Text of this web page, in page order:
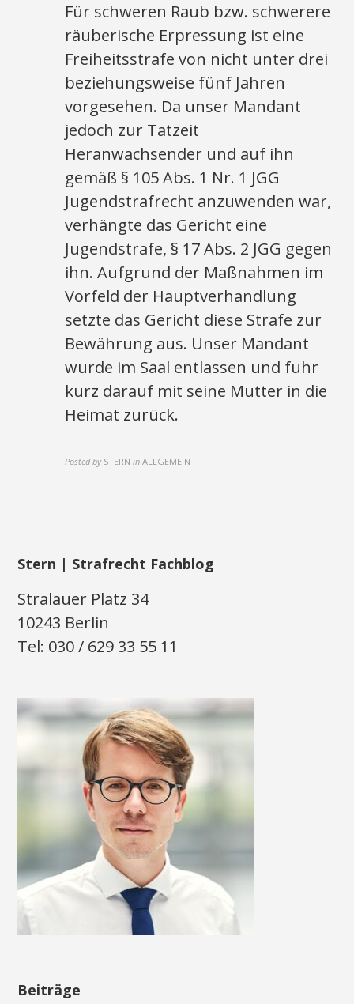
Für schweren Raub bzw. schwerere
räuberische Erpressung ist eine
Freiheitsstrafe von nicht unter drei
beziehungsweise fünf Jahren
vorgesehen. Da unser Mandant
jedoch zur Tatzeit
Heranwachsender und auf ihn
gemäß § 105 Abs. 1 Nr. 1 JGG
Jugendstrafrecht anzuwenden war,
verhängte das Gericht eine
Jugendstrafe, § 17 Abs. 2 JGG gegen
ihn. Aufgrund der Maßnahmen im
Vorfeld der Hauptverhandlung
setzte das Gericht diese Strafe zur
Bewährung aus. Unser Mandant
wurde im Saal entlassen und fuhr
kurz darauf mit seine Mutter in die
Heimat zurück.
Posted by STERN in ALLGEMEIN
Stern | Strafrecht Fachblog
Stralauer Platz 34
10243 Berlin
Tel: 030 / 629 33 55 11
Beiträge